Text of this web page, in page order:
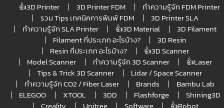
👍3D Printer 3D Printer FDM
ทำความรู้จัก FDM Printer
รวม Tips เทคนิคการพิมพ์ FDM
3D Printer SLA
ทำความรู้จัก SLA Printer
👍3D Material
3D Filament
Filament กี่ประเภท อะไรบ้าง?
3D Resin
Resin กี่ประเภท อะไรบ้าง?
👍3D Scanner
Model Scanner
ทำความรู้จัก 3D Scanner
👍Laser
Tips & Trick 3D Scanner
Lidar / Space Scanner
ทำความรู้จัก CO2 / Fiber Laser
Brands
Bambu Lab
ELEGOO
XTOOL 3DD Flashforge
Shining3D
Creality
Unitree Software
👍Robot